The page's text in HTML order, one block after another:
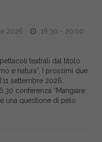
2026
16:30 - 20:00
teatrali dal titolo
e natura”. I prossimi due
settembre 2026:
conferenza “Mangiare
una questione di pelo